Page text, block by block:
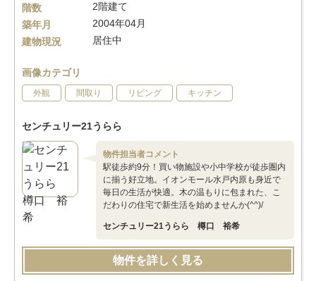
階数
2階建て
築年月
2004年04月
建物現況
居住中
画像カテゴリ
外観 間取り リビング キッチン
センチュリー21うらら
物件担当者コメント
駅徒歩約9分！買い物施設や小中学校が徒歩圏内
に揃う好立地。イオンモール水戸内原も身近で
毎日の生活が快適。木の温もりに包まれた、こ
だわりの住宅で新生活を始めませんか(^^)/
センチュリー21うらら 樽口 裕希
物件を詳しく見る